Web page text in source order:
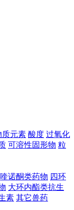
质元素 酸度 过氧化
可溶性固形物 粒
喹诺酮类药物 四环
大环内酯类抗生
素 其它兽药